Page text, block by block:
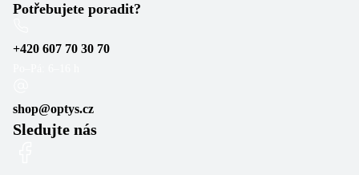
Potřebujete poradit?
+420 607 70 30 70
shop@optys.cz
Sledujte nás